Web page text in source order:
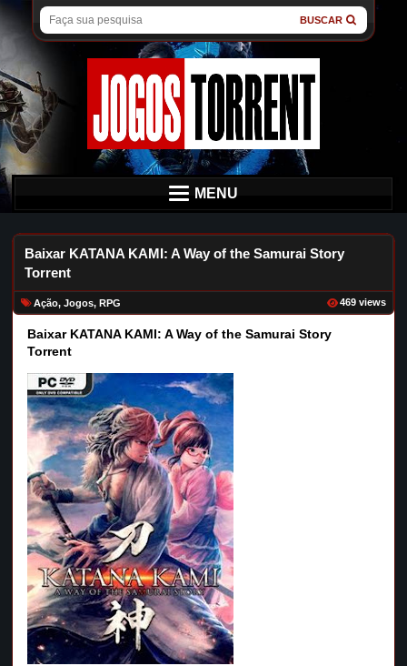
BUSCAR
MENU
Baixar KATANA KAMI: A Way of the Samurai Story
Torrent
Ação,Jogos,RPG 469 views
Baixar KATANA KAMI: A Way of the Samurai Story
Torrent